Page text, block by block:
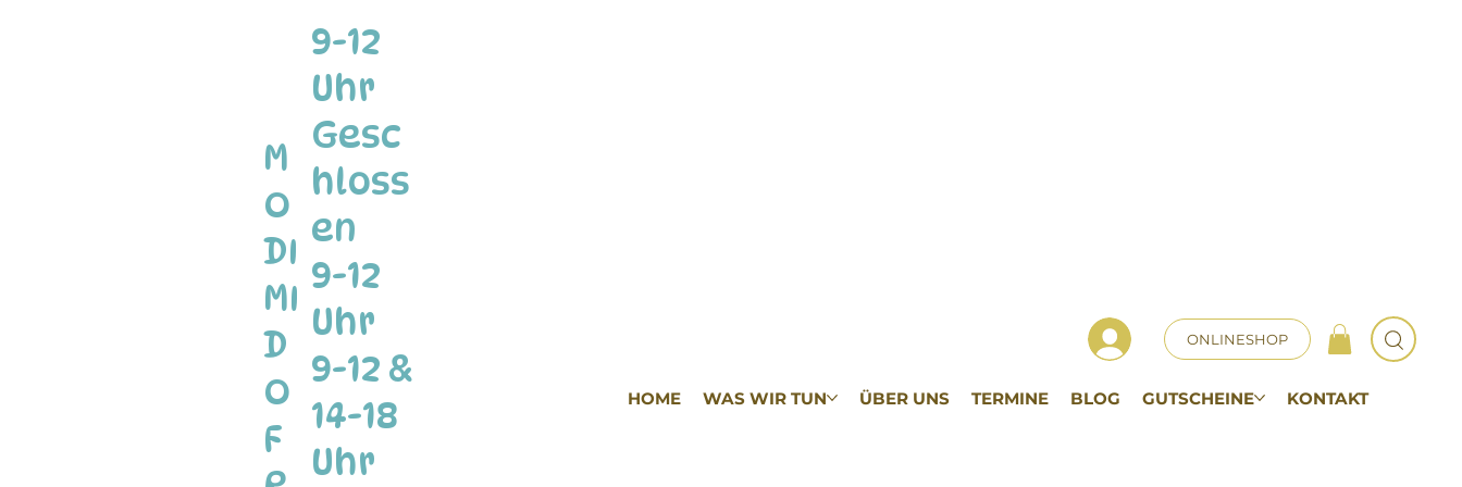
M
O
DI
MI
D
O
F
9-12
Uhr
Gesc
hloss
en
9-12
Uhr
9-12 &
14-18
Uhr
ONLINESHOP
HOME WAS WIR TUN ÜBER UNS TERMINE BLOG GUTSCHEINE KONTAKT